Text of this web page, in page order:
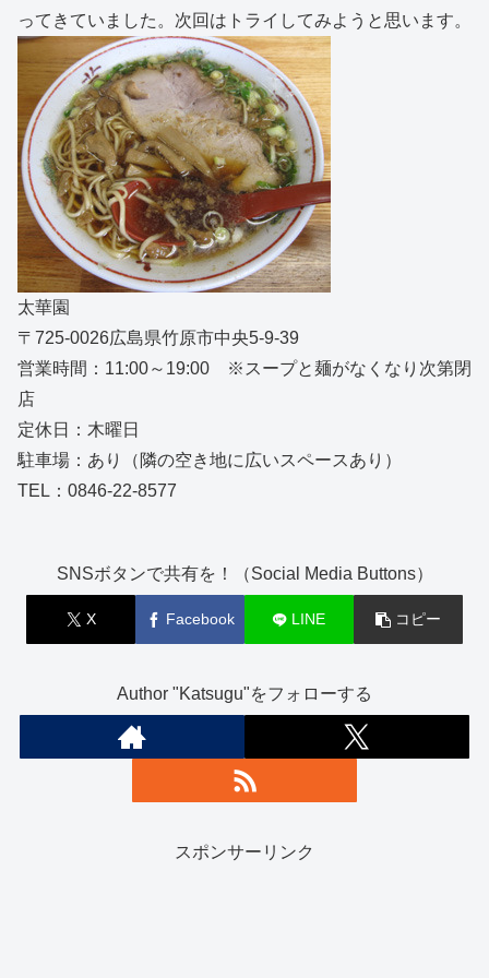
ってきていました。次回はトライしてみようと思います。
太華園
〒725-0026広島県竹原市中央5-9-39
営業時間：11:00～19:00 ※スープと麺がなくなり次第閉
店
定休日：木曜日
駐車場：あり（隣の空き地に広いスペースあり）
TEL：0846-22-8577
SNSボタンで共有を！（Social Media Buttons）
X Facebook LINE コピー
Author "Katsugu"をフォローする
スポンサーリンク